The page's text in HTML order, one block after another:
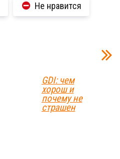
Не нравится
GDI: чем
хорош и
почему не
страшен